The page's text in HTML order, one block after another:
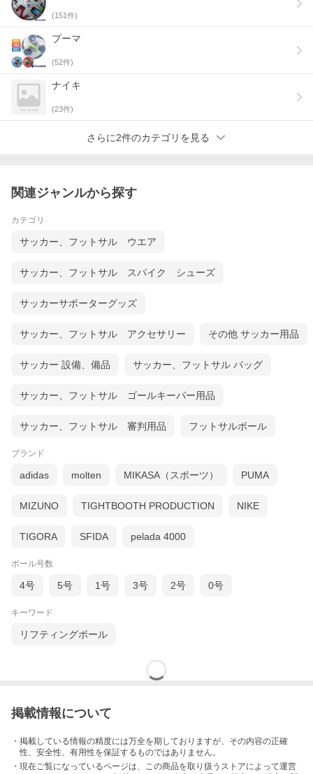
(151件)
プーマ
(52件)
ナイキ
(23件)
さらに2件のカテゴリを見る
関連ジャンルから探す
カテゴリ
サッカー、フットサル ウエア
サッカー、フットサル スパイク シューズ
サッカーサポーターグッズ
サッカー、フットサル アクセサリー その他 サッカー用品
サッカー 設備、備品 サッカー、フットサル バッグ
サッカー、フットサル ゴールキーパー用品
サッカー、フットサル 審判用品 フットサルボール
ブランド
adidas molten MIKASA（スポーツ） PUMA
MIZUNO TIGHTBOOTH PRODUCTION NIKE
TIGORA SFIDA pelada 4000
ボール号数
4号 5号 1号 3号 2号 0号
キーワード
リフティングボール
掲載情報について
・掲載している情報の精度には万全を期しておりますが、その内容の正確
性、安全性、有用性を保証するものではありません。
・現在ご覧になっているページは、この商品を取り扱うストアによって運営